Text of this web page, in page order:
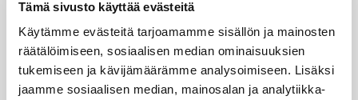
Tämä sivusto käyttää evästeitä
Käytämme evästeitä tarjoamamme sisällön ja mainosten
räätälöimiseen, sosiaalisen median ominaisuuksien
tukemiseen ja kävijämäärämme analysoimiseen. Lisäksi
jaamme sosiaalisen median, mainosalan ja analytiikka-
Seuraa meitä somessa: